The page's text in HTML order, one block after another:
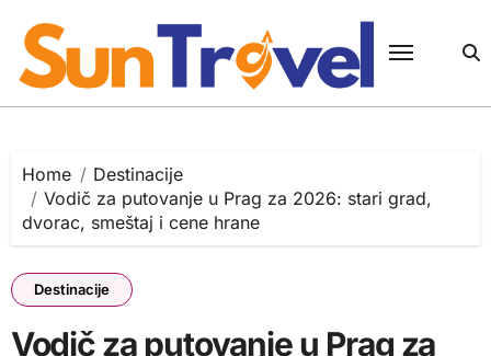
content
Home
Destinacije
Vodič za putovanje u Prag za 2026: stari grad,
dvorac, smeštaj i cene hrane
Destinacije
Vodič za putovanje u Prag za